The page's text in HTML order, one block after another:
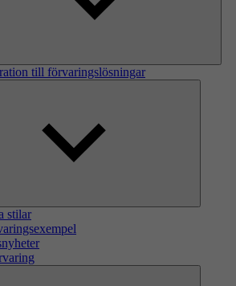
till förvaringslösningar
stilar